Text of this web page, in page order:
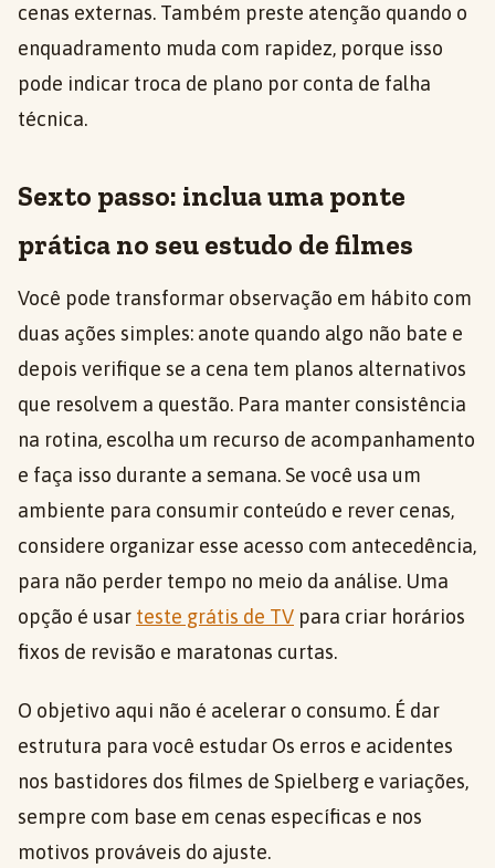
cenas externas. Também preste atenção quando o
enquadramento muda com rapidez, porque isso
pode indicar troca de plano por conta de falha
técnica.
Sexto passo: inclua uma ponte
prática no seu estudo de filmes
Você pode transformar observação em hábito com
duas ações simples: anote quando algo não bate e
depois verifique se a cena tem planos alternativos
que resolvem a questão. Para manter consistência
na rotina, escolha um recurso de acompanhamento
e faça isso durante a semana. Se você usa um
ambiente para consumir conteúdo e rever cenas,
considere organizar esse acesso com antecedência,
para não perder tempo no meio da análise. Uma
opção é usar teste grátis de TV para criar horários
fixos de revisão e maratonas curtas.
O objetivo aqui não é acelerar o consumo. É dar
estrutura para você estudar Os erros e acidentes
nos bastidores dos filmes de Spielberg e variações,
sempre com base em cenas específicas e nos
motivos prováveis do ajuste.